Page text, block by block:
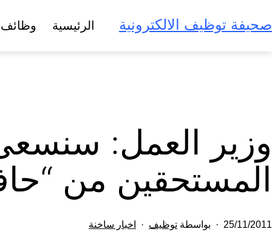
إلى
المحتوى
صحيفة توظيف الالكترونية الرئيسية
وزير العمل:
المستحقين من
تم
25/11/2011 بواسطة توظيف اخبار ساخنة